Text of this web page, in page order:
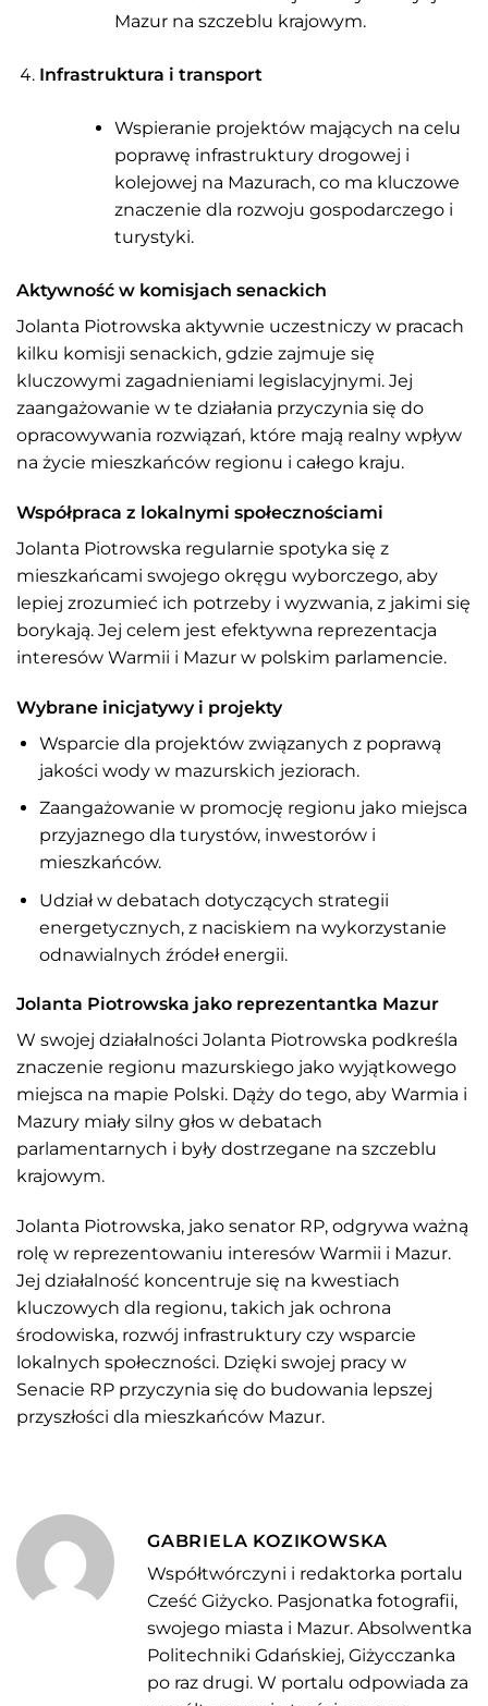
Mazur na szczeblu krajowym.
Infrastruktura i transport
Wspieranie projektów mających na celu
poprawę infrastruktury drogowej i
kolejowej na Mazurach, co ma kluczowe
znaczenie dla rozwoju gospodarczego i
turystyki.
Aktywność w komisjach senackich
Jolanta Piotrowska aktywnie uczestniczy w pracach
kilku komisji senackich, gdzie zajmuje się
kluczowymi zagadnieniami legislacyjnymi. Jej
zaangażowanie w te działania przyczynia się do
opracowywania rozwiązań, które mają realny wpływ
na życie mieszkańców regionu i całego kraju.
Współpraca z lokalnymi społecznościami
Jolanta Piotrowska regularnie spotyka się z
mieszkańcami swojego okręgu wyborczego, aby
lepiej zrozumieć ich potrzeby i wyzwania, z jakimi się
borykają. Jej celem jest efektywna reprezentacja
interesów Warmii i Mazur w polskim parlamencie.
Wybrane inicjatywy i projekty
Wsparcie dla projektów związanych z poprawą
jakości wody w mazurskich jeziorach.
Zaangażowanie w promocję regionu jako miejsca
przyjaznego dla turystów, inwestorów i
mieszkańców.
Udział w debatach dotyczących strategii
energetycznych, z naciskiem na wykorzystanie
odnawialnych źródeł energii.
Jolanta Piotrowska jako reprezentantka Mazur
W swojej działalności Jolanta Piotrowska podkreśla
znaczenie regionu mazurskiego jako wyjątkowego
miejsca na mapie Polski. Dąży do tego, aby Warmia i
Mazury miały silny głos w debatach
parlamentarnych i były dostrzegane na szczeblu
krajowym.
Jolanta Piotrowska, jako senator RP, odgrywa ważną
rolę w reprezentowaniu interesów Warmii i Mazur.
Jej działalność koncentruje się na kwestiach
kluczowych dla regionu, takich jak ochrona
środowiska, rozwój infrastruktury czy wsparcie
lokalnych społeczności. Dzięki swojej pracy w
Senacie RP przyczynia się do budowania lepszej
przyszłości dla mieszkańców Mazur.
GABRIELA KOZIKOWSKA
Współtwórczyni i redaktorka portalu
Cześć Giżycko. Pasjonatka fotografii,
swojego miasta i Mazur. Absolwentka
Politechniki Gdańskiej, Giżycczanka
po raz drugi. W portalu odpowiada za